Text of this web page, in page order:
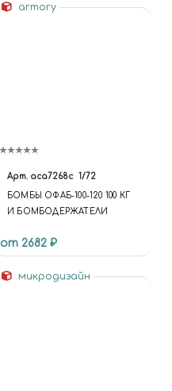
armory
Арт. aca7268c 1/72
БОМБЫ ОФАБ-100-120 100 КГ
И БОМБОДЕРЖАТЕЛИ
от 2682 ₽
микродизайн